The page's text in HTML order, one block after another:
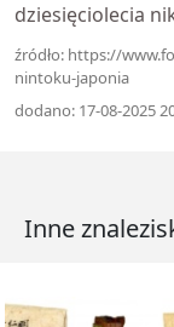
dziesięciolecia
źródło: https://
nintoku-japonia
dodano: 17-08-2025
Inne